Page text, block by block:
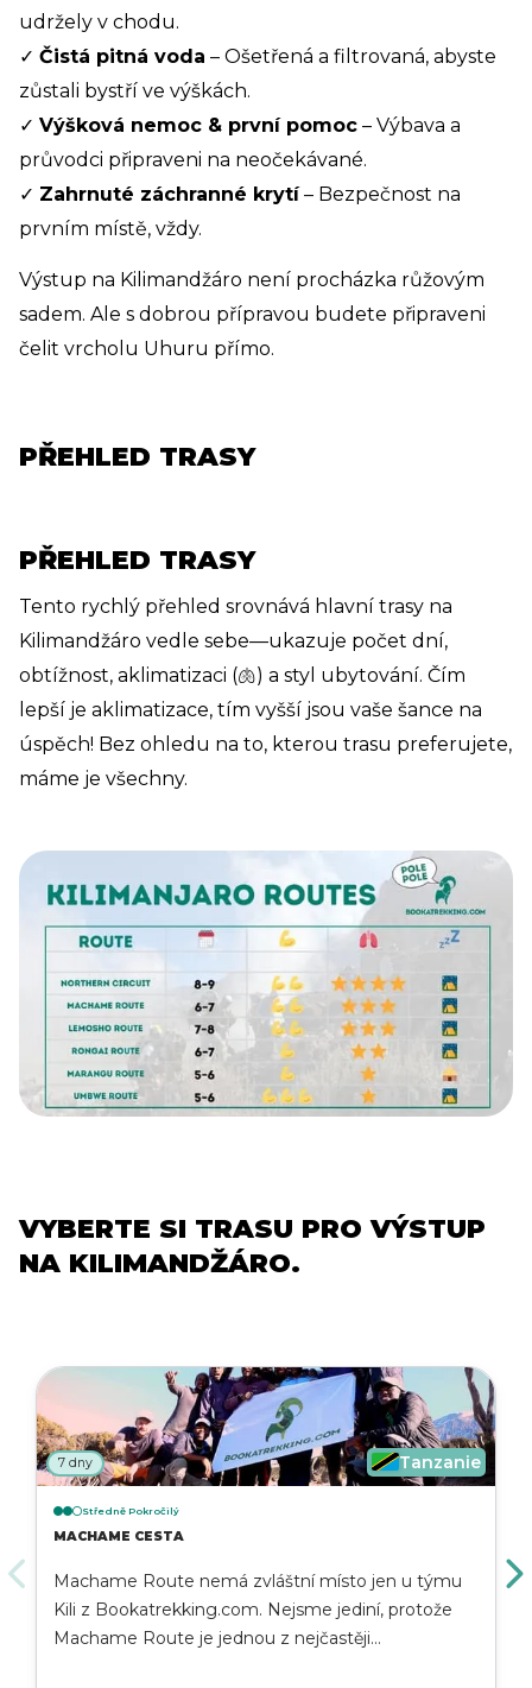
udržely v chodu.
✓ Čistá pitná voda – Ošetřená a filtrovaná, abyste
zůstali bystří ve výškách.
✓ Výšková nemoc & první pomoc – Výbava a
průvodci připraveni na neočekávané.
✓ Zahrnuté záchranné krytí– Bezpečnost na
prvním místě, vždy.
Výstup na Kilimandžáro není procházka růžovým
sadem. Ale s dobrou přípravou budete připraveni
čelit vrcholu Uhuru přímo.
PŘEHLED TRASY
PŘEHLED TRASY
Tento rychlý přehled srovnává hlavní trasy na
Kilimandžáro vedle sebe—ukazuje počet dní,
obtížnost, aklimatizaci (🫁) a styl ubytování. Čím
lepší je aklimatizace, tím vyšší jsou vaše šance na
úspěch! Bez ohledu na to, kterou trasu preferujete,
máme je všechny.
VYBERTE SI TRASU PRO VÝSTUP
NA KILIMANDŽÁRO.
7 dny Tanzanie
Středně Pokročilý
MACHAME CESTA
Machame Route nemá zvláštní místo jen u týmu
Kili z Bookatrekking.com. Nejsme jediní, protože
Machame Route je jednou z nejčastěji